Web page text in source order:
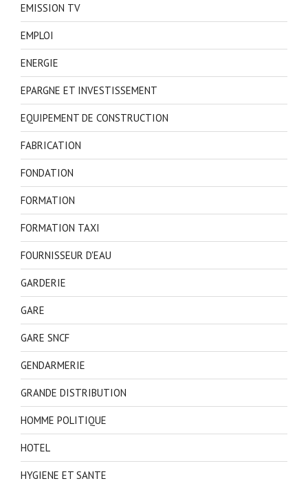
EMISSION TV
EMPLOI
ENERGIE
EPARGNE ET INVESTISSEMENT
EQUIPEMENT DE CONSTRUCTION
FABRICATION
FONDATION
FORMATION
FORMATION TAXI
FOURNISSEUR D'EAU
GARDERIE
GARE
GARE SNCF
GENDARMERIE
GRANDE DISTRIBUTION
HOMME POLITIQUE
HOTEL
HYGIENE ET SANTE